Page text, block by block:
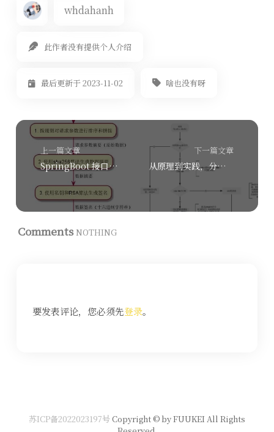
whdahanh
此作者没有提供个人介绍
最后更新于 2023-11-02 啥也没有呀
上一篇文章
SpringBoot 接口签名校验实践
下一篇文章
从原理到实践，分析 Redisson 分布式锁的实现方案
Comments NOTHING
要发表评论，您必须先登录。
苏ICP备2022023197号Copyright © by FUUKEI All Rights